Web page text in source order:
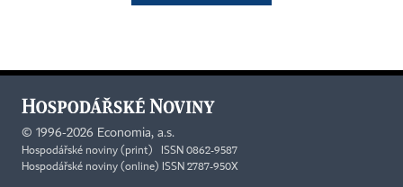
© 1996-2026 Economia, a.s.
Hospodářské noviny (print) ISSN 0862-9587
Hospodářské noviny (online) ISSN 2787-950X